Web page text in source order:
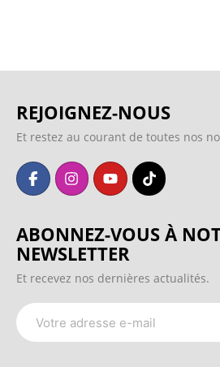
REJOIGNEZ-NOUS
Et restez au courant de toutes nos
ABONNEZ-VOUS À
NEWSLETTER
Et recevez nos dernières actualités.